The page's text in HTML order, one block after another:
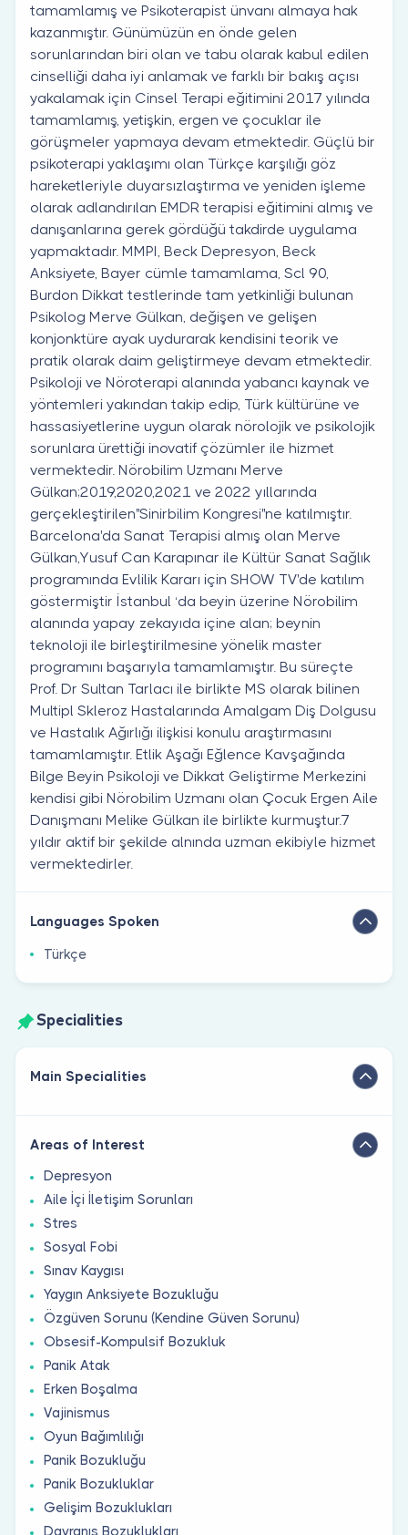
tamamlamış ve Psikoterapist ünvanı almaya hak
kazanmıştır. Günümüzün en önde gelen
sorunlarından biri olan ve tabu olarak kabul edilen
cinselliği daha iyi anlamak ve farklı bir bakış açısı
yakalamak için Cinsel Terapi eğitimini 2017 yılında
tamamlamış, yetişkin, ergen ve çocuklar ile
görüşmeler yapmaya devam etmektedir. Güçlü bir
psikoterapi yaklaşımı olan Türkçe karşılığı göz
hareketleriyle duyarsızlaştırma ve yeniden işleme
olarak adlandırılan EMDR terapisi eğitimini almış ve
danışanlarına gerek gördüğü takdirde uygulama
yapmaktadır. MMPI, Beck Depresyon, Beck
Anksiyete, Bayer cümle tamamlama, Scl 90,
Burdon Dikkat testlerinde tam yetkinliği bulunan
Psikolog Merve Gülkan, değişen ve gelişen
konjonktüre ayak uydurarak kendisini teorik ve
pratik olarak daim geliştirmeye devam etmektedir.
Psikoloji ve Nöroterapi alanında yabancı kaynak ve
yöntemleri yakından takip edip, Türk kültürüne ve
hassasiyetlerine uygun olarak nörolojik ve psikolojik
sorunlara ürettiği inovatif çözümler ile hizmet
vermektedir. Nörobilim Uzmanı Merve
Gülkan;2019,2020,2021 ve 2022 yıllarında
gerçekleştirilen''Sinirbilim Kongresi''ne katılmıştır.
Barcelona'da Sanat Terapisi almış olan Merve
Gülkan,Yusuf Can Karapınar ile Kültür Sanat Sağlık
programında Evlilik Kararı için SHOW TV'de katılım
göstermiştir İstanbul ‘da beyin üzerine Nörobilim
alanında yapay zekayıda içine alan; beynin
teknoloji ile birleştirilmesine yönelik master
programını başarıyla tamamlamıştır. Bu süreçte
Prof. Dr Sultan Tarlacı ile birlikte MS olarak bilinen
Multipl Skleroz Hastalarında Amalgam Diş Dolgusu
ve Hastalık Ağırlığı ilişkisi konulu araştırmasını
tamamlamıştır. Etlik Aşağı Eğlence Kavşağında
Bilge Beyin Psikoloji ve Dikkat Geliştirme Merkezini
kendisi gibi Nörobilim Uzmanı olan Çocuk Ergen Aile
Danışmanı Melike Gülkan ile birlikte kurmuştur.7
yıldır aktif bir şekilde alnında uzman ekibiyle hizmet
vermektedirler.
Languages Spoken
Türkçe
Specialities
Main Specialities
Areas of Interest
Depresyon
Aile İçi İletişim Sorunları
Stres
Sosyal Fobi
Sınav Kaygısı
Yaygın Anksiyete Bozukluğu
Özgüven Sorunu (Kendine Güven Sorunu)
Obsesif-Kompulsif Bozukluk
Panik Atak
Erken Boşalma
Vajinismus
Oyun Bağımlılığı
Panik Bozukluğu
Panik Bozukluklar
Gelişim Bozuklukları
Davranış Bozuklukları